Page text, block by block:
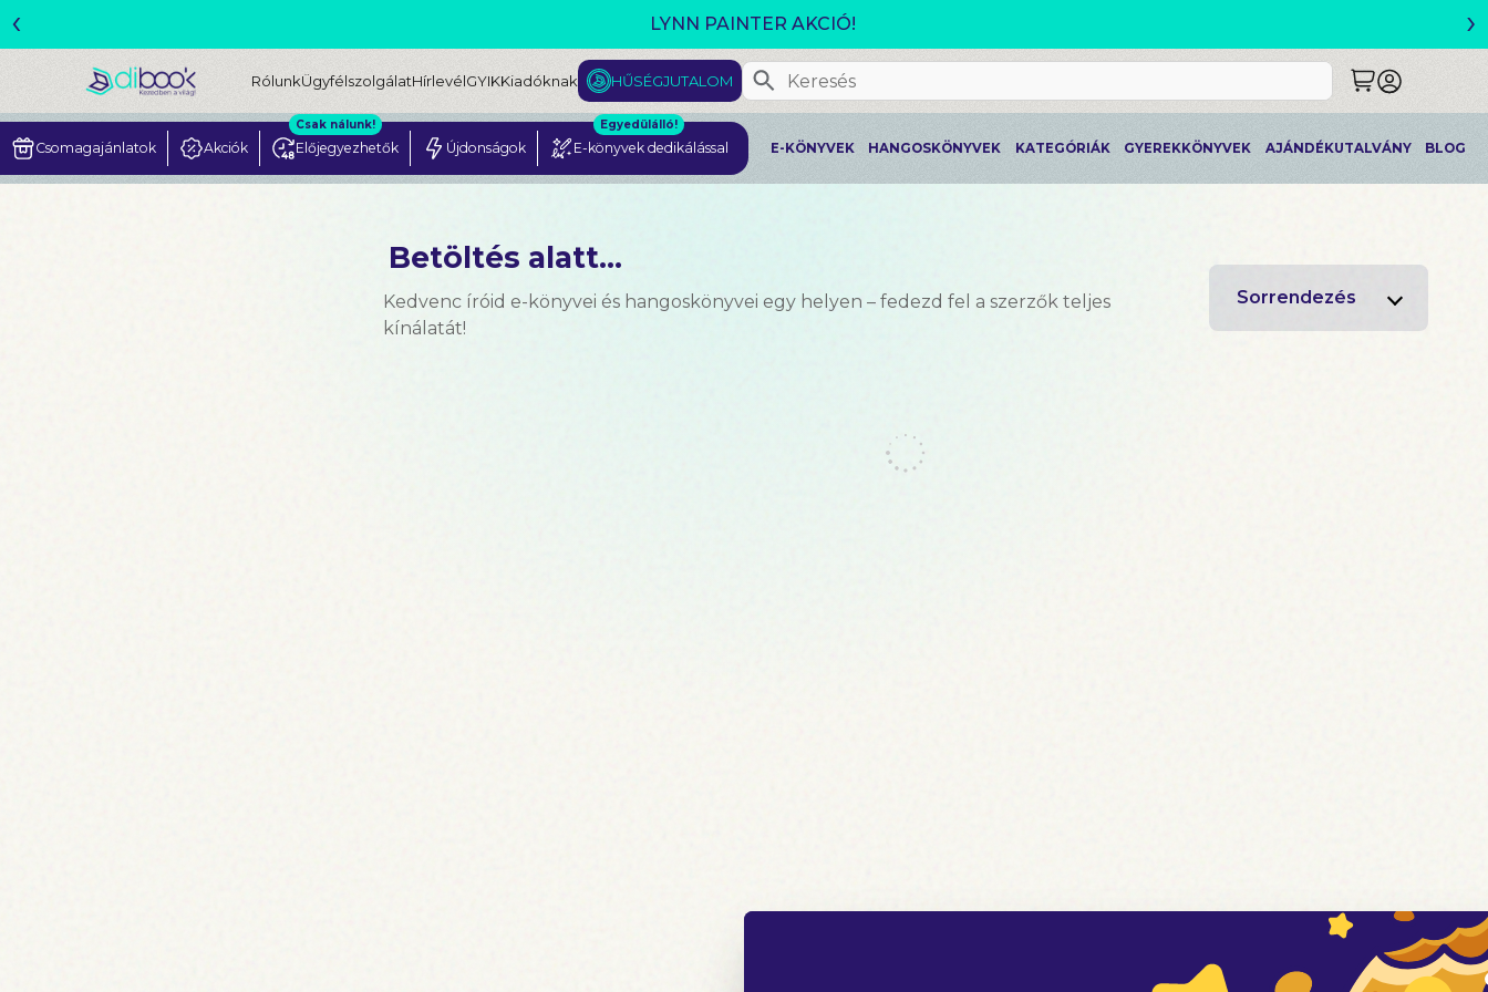
MEGJELENT! L. J. SHEN: LEGVADABB ÁLMAIMBAN SZERETLEK
‹ ›
RólunkÜgyfélszolgálatHírlevélGYIKKiadóknak HŰSÉGJUTALOM
Csomagajánlatok Akciók Előjegyezhetők
Csak nálunk!
Újdonságok E-könyvek dedikálással
Egyedülálló!
E-KÖNYVEK HANGOSKÖNYVEK KATEGÓRIÁK GYEREKKÖNYVEK AJÁNDÉKUTALVÁNY BLOG
Betöltés alatt...
Kedvenc íróid e-könyvei és hangoskönyvei egy helyen – fedezd fel a szerzők teljes
kínálatát!
Sorrendezés